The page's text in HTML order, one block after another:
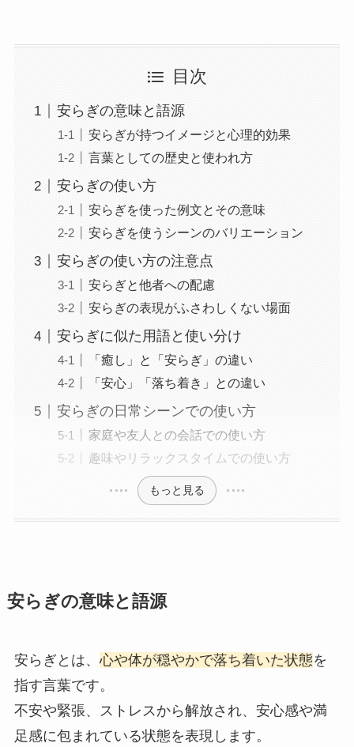
目次
安らぎの意味と語源
安らぎが持つイメージと心理的効果
言葉としての歴史と使われ方
安らぎの使い方
安らぎを使った例文とその意味
安らぎを使うシーンのバリエーション
安らぎの使い方の注意点
安らぎと他者への配慮
安らぎの表現がふさわしくない場面
安らぎに似た用語と使い分け
「癒し」と「安らぎ」の違い
「安心」「落ち着き」との違い
安らぎの日常シーンでの使い方
家庭や友人との会話での使い方
趣味やリラックスタイムでの使い方
もっと見る
安らぎの意味と語源
安らぎとは、心や体が穏やかで落ち着いた状態を
指す言葉です。
不安や緊張、ストレスから解放され、安心感や満
足感に包まれている状態を表現します。